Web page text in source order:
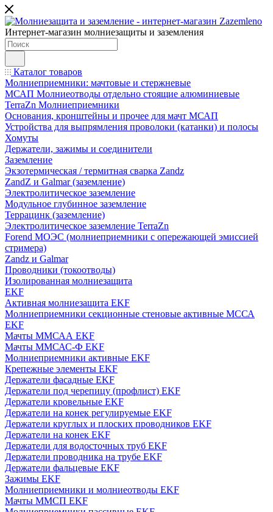
Интернет-магазин молниезащиты и заземления
Каталог товаров
Молниеприемники: мачтовые и стержневые
МСАП Молниеотводы отдельно стоящие алюминиевые
TerraZn Молниеприемники
Основания, кронштейны и прочее для мачт МСАП
Устройства для выпрямления проволоки (катанки) и полосы
Хомуты
Держатели, зажимы и соединители
Заземление
Экзотермическая / термитная сварка Zandz
ZandZ и Galmar (заземление)
Электролитическое заземление
Модульное глубинное заземление
Террацинк (заземление)
Электролитическое заземление TerraZn
Forend МОЭС (молниеприемники с опережающей эмиссией
стримера)
Zandz и Galmar
Проводники (токоотводы)
Изолированная молниезащита
EKF
Активная молниезащита EKF
Молниеприемники секционные стеновые активные МССА
EKF
Мачты ММСАА EKF
Мачты ММСАС-Ф EKF
Молниеприемники активные EKF
Крепежные элементы EKF
Держатели фасадные EKF
Держатели под черепицу (профлист) EKF
Держатели кровельные EKF
Держатели на конек регулируемые EKF
Держатели круглых и плоских проводников EKF
Держатели на конек EKF
Держатели для водосточных труб EKF
Держатели проводника на трубе EKF
Держатели фальцевые EKF
Зажимы EKF
Молниеприемники и молниеотводы EKF
Мачты ММСП EKF